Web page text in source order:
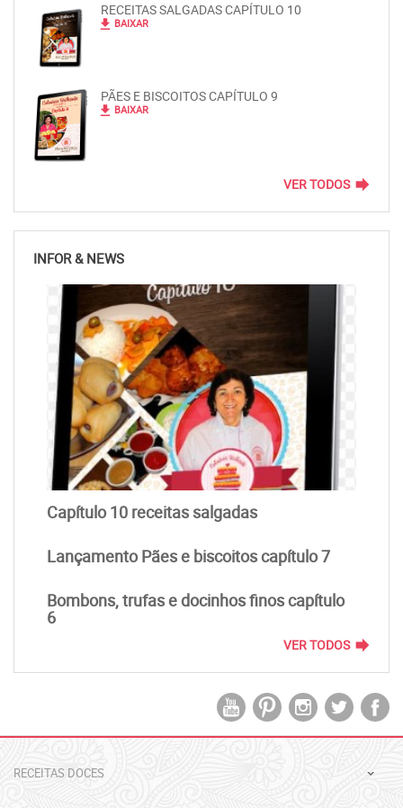
RECEITAS SALGADAS CAPÍTULO 10
file_download BAIXAR
PÃES E BISCOITOS CAPÍTULO 9
file_download BAIXAR
VER TODOS forward
INFOR & NEWS
Capítulo 10 receitas salgadas
Lançamento Pães e biscoitos capítulo 7
Bombons, trufas e docinhos finos capítulo
6
VER TODOS forward
RECEITAS DOCES